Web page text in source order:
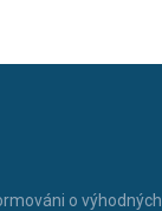
o výhodných